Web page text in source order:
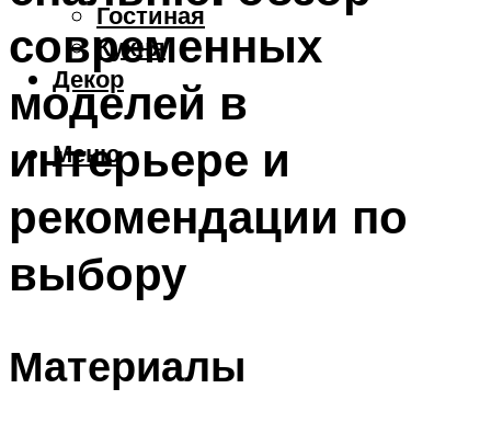
Гостиная
Кухня
Декор
Меню
современных
моделей в
интерьере и
рекомендации по
выбору
Материалы